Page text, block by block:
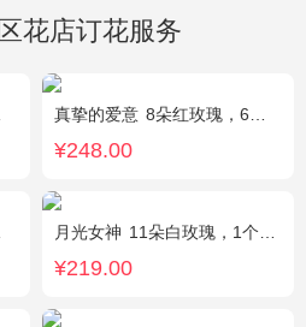
花店订花服务
真挚的爱意 8朵红玫瑰，6朵香槟玫瑰，5朵粉玫瑰，叶上黄金点缀。
¥248.00
月光女神 11朵白玫瑰，1个蓝色绣球，桔梗搭配
¥219.00